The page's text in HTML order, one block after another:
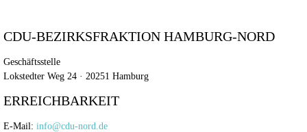
CDU-BEZIRKSFRAKTION HAMBURG-NORD
Geschäftsstelle
Lokstedter Weg 24 · 20251 Hamburg
ERREICHBARKEIT
E-Mail: info@cdu-nord.de